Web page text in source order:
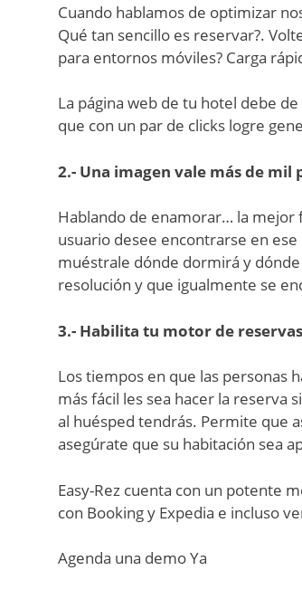
Cuando hablamos de optimizar
Qué tan sencillo es reservar?.
para entornos móviles? Carga
La página web de tu hotel debe
que con un par de clicks logre
2.- Una imagen vale más de mil
Hablando de enamorar… la mejor
usuario desee encontrarse en
muéstrale dónde dormirá y
resolución y que igualmente se
3.- Habilita tu motor de reservas
Los tiempos en que las personas
más fácil les sea hacer la reserva
al huésped tendrás. Permite que
asegúrate que su habitación sea
Easy-Rez cuenta con un potente
con Booking y Expedia e incluso
Agenda una demo Ya